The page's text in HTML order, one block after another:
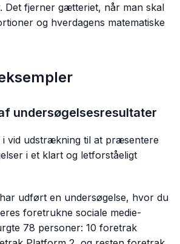
Det fjerner gætteriet, når man skal
og hverdagens matematiske
undersøgelsesresultater
vid udstrækning til at præsentere
i et klart og letforståeligt
udført en undersøgelse, hvor du
foretrukne sociale medie-
78 personer: 10 foretrak